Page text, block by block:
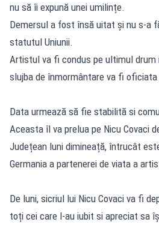
nu să îi expună unei umilințe.
Demersul a fost însă uitat și nu s-a
statutul Uniunii.
Artistul va fi condus pe ultimul drum
slujba de înmormântare va fi
Data urmează să fie stabilită si
Aceasta îl va prelua pe Nicu Covaci
Județean luni dimineață, întrucât
Germania a partenerei de viata a
De luni, sicriul lui Nicu Covaci va fi
toți cei care l-au iubit si apreciat sa